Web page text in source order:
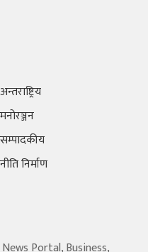
अन्तराष्ट्रिय
मनोरञ्जन
सम्पादकीय
नीति निर्माण
Portal, Business,